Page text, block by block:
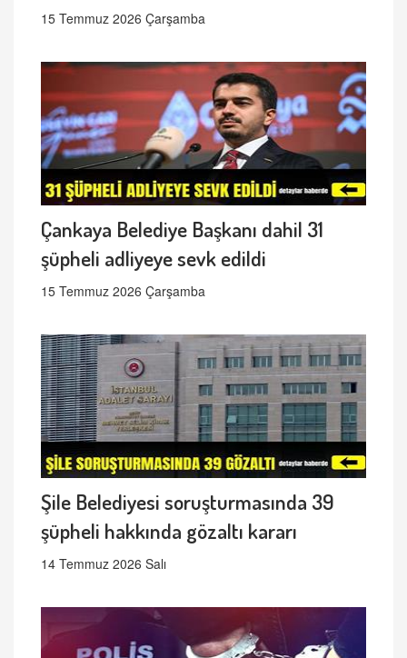
15 Temmuz 2026 Çarşamba
Çankaya Belediye Başkanı dahil 31
şüpheli adliyeye sevk edildi
15 Temmuz 2026 Çarşamba
Şile Belediyesi soruşturmasında 39
şüpheli hakkında gözaltı kararı
14 Temmuz 2026 Salı